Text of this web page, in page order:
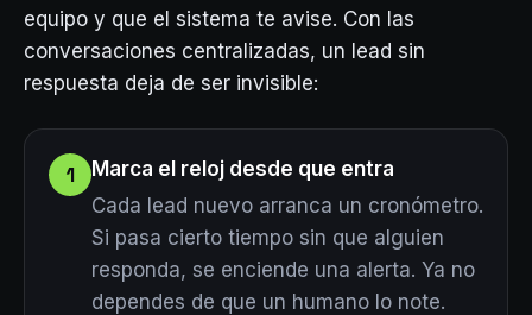
equipo y que el sistema te avise. Con las
conversaciones centralizadas, un lead sin
respuesta deja de ser invisible:
1
Marca el reloj desde que entra
Cada lead nuevo arranca un cronómetro.
Si pasa cierto tiempo sin que alguien
responda, se enciende una alerta. Ya no
dependes de que un humano lo note.